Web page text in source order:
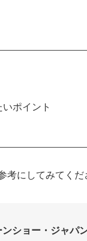
ポイント
にしてみてくだ
ショー・ジャパ